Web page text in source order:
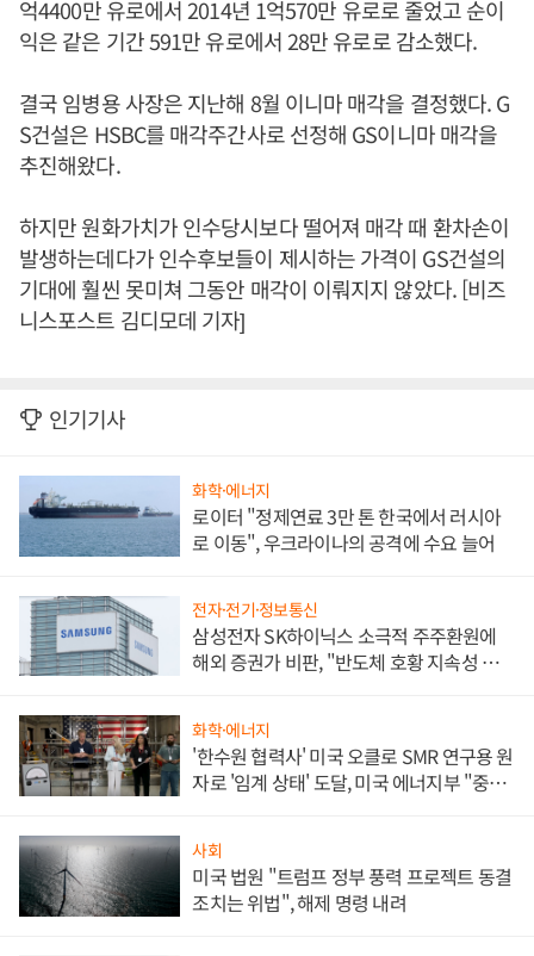
억4400만 유로에서 2014년 1억570만 유로로 줄었고 순이
익은 같은 기간 591만 유로에서 28만 유로로 감소했다.
결국 임병용 사장은 지난해 8월 이니마 매각을 결정했다. G
S건설은 HSBC를 매각주간사로 선정해 GS이니마 매각을
추진해왔다.
하지만 원화가치가 인수당시보다 떨어져 매각 때 환차손이
발생하는데다가 인수후보들이 제시하는 가격이 GS건설의
기대에 훨씬 못미쳐 그동안 매각이 이뤄지지 않았다. [비즈
니스포스트 김디모데 기자]
인기기사
화학·에너지
로이터 "정제연료 3만 톤 한국에서 러시아
로 이동", 우크라이나의 공격에 수요 늘어
전자·전기·정보통신
삼성전자 SK하이닉스 소극적 주주환원에
해외 증권가 비판, "반도체 호황 지속성 의
화학·에너지
'한수원 협력사' 미국 오클로 SMR 연구용 원
자로 '임계 상태' 도달, 미국 에너지부 "중요
사회
미국 법원 "트럼프 정부 풍력 프로젝트 동결
조치는 위법", 해제 명령 내려